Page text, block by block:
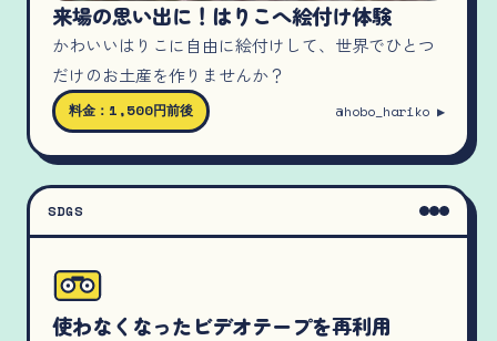
来場の思い出に！はりこへ絵付け体験
かわいいはりこに自由に絵付けして、世界でひとつ
だけのお土産を作りませんか？
料金：1,500円前後 @hobo_hariko ▶
SDGS
使わなくなったビデオテープを再利用